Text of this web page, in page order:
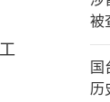
被
国
历